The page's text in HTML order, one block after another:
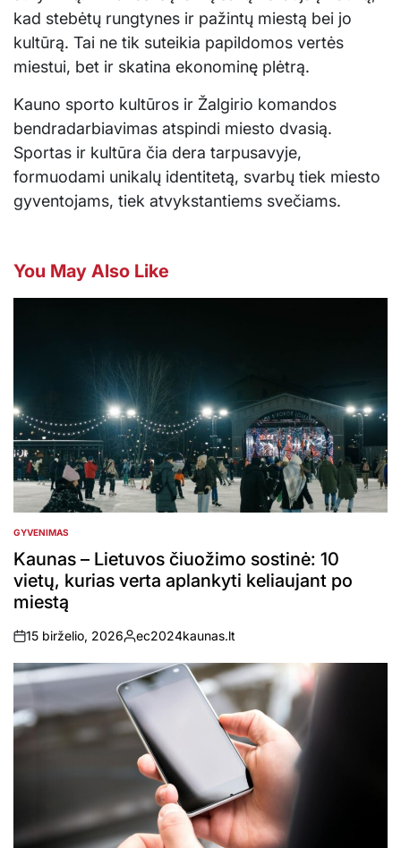
kad stebėtų rungtynes ir pažintų miestą bei jo
kultūrą. Tai ne tik suteikia papildomos vertės
miestui, bet ir skatina ekonominę plėtrą.
Kauno sporto kultūros ir Žalgirio komandos
bendradarbiavimas atspindi miesto dvasią.
Sportas ir kultūra čia dera tarpusavyje,
formuodami unikalų identitetą, svarbų tiek miesto
gyventojams, tiek atvykstantiems svečiams.
You May Also Like
POSTED
IN
GYVENIMAS
Kaunas – Lietuvos čiuožimo sostinė: 10
vietų, kurias verta aplankyti keliaujant po
miestą
on
15 birželio, 2026
Posted
by
ec2024kaunas.lt